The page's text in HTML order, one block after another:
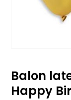
Balon
Happy